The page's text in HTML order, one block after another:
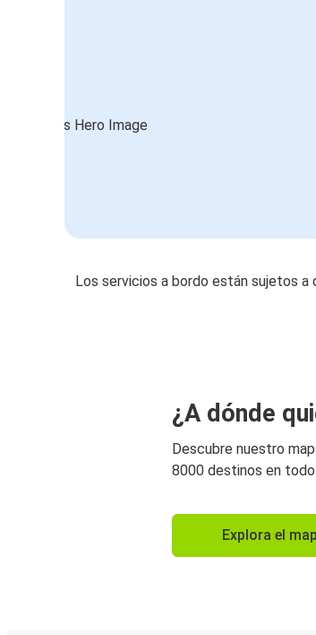
Los servicios a bordo están sujetos a
¿A dónde
Descubre nuestro
8000 destinos en todo
Explora el